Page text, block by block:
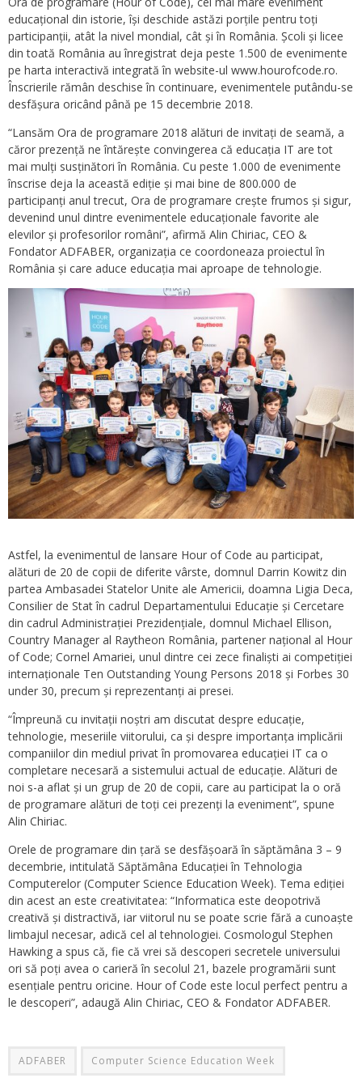
educațional din istorie, își deschide astăzi porțile pentru toți
participanții, atât la nivel mondial, cât și în România. Școli și licee
din toată România au înregistrat deja peste 1.500 de evenimente
pe harta interactivă integrată în website-ul www.hourofcode.ro.
Înscrierile rămân deschise în continuare, evenimentele putându-se
desfășura oricând până pe 15 decembrie 2018.
“Lansăm Ora de programare 2018 alături de invitați de seamă, a
căror prezență ne întărește convingerea că educația IT are tot
mai mulți susținători în România. Cu peste 1.000 de evenimente
înscrise deja la această ediție și mai bine de 800.000 de
participanți anul trecut, Ora de programare crește frumos și sigur,
devenind unul dintre evenimentele educaționale favorite ale
elevilor și profesorilor români”, afirmă Alin Chiriac, CEO &
Fondator ADFABER, organizația ce coordoneaza proiectul în
România și care aduce educația mai aproape de tehnologie.
Astfel, la evenimentul de lansare Hour of Code au participat,
alături de 20 de copii de diferite vârste, domnul Darrin Kowitz din
partea Ambasadei Statelor Unite ale Americii, doamna Ligia Deca,
Consilier de Stat în cadrul Departamentului Educație și Cercetare
din cadrul Administrației Prezidențiale, domnul Michael Ellison,
Country Manager al Raytheon România, partener național al Hour
of Code; Cornel Amariei, unul dintre cei zece finaliști ai competiției
internaționale Ten Outstanding Young Persons 2018 și Forbes 30
under 30, precum și reprezentanți ai presei.
“Împreună cu invitații noștri am discutat despre educație,
tehnologie, meseriile viitorului, ca și despre importanța implicării
companiilor din mediul privat în promovarea educației IT ca o
completare necesară a sistemului actual de educație. Alături de
noi s-a aflat și un grup de 20 de copii, care au participat la o oră
de programare alături de toți cei prezenți la eveniment”, spune
Alin Chiriac.
Orele de programare din țară se desfășoară în săptămâna 3 – 9
decembrie, intitulată Săptămâna Educației în Tehnologia
Computerelor (Computer Science Education Week). Tema ediției
din acest an este creativitatea: “Informatica este deopotrivă
creativă și distractivă, iar viitorul nu se poate scrie fără a cunoaște
limbajul necesar, adică cel al tehnologiei. Cosmologul Stephen
Hawking a spus că, fie că vrei să descoperi secretele universului
ori să poți avea o carieră în secolul 21, bazele programării sunt
esențiale pentru oricine. Hour of Code este locul perfect pentru a
le descoperi”, adaugă Alin Chiriac, CEO & Fondator ADFABER.
ADFABER Computer Science Education Week